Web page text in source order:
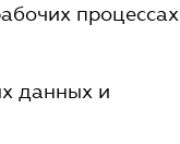
процессах
данных и